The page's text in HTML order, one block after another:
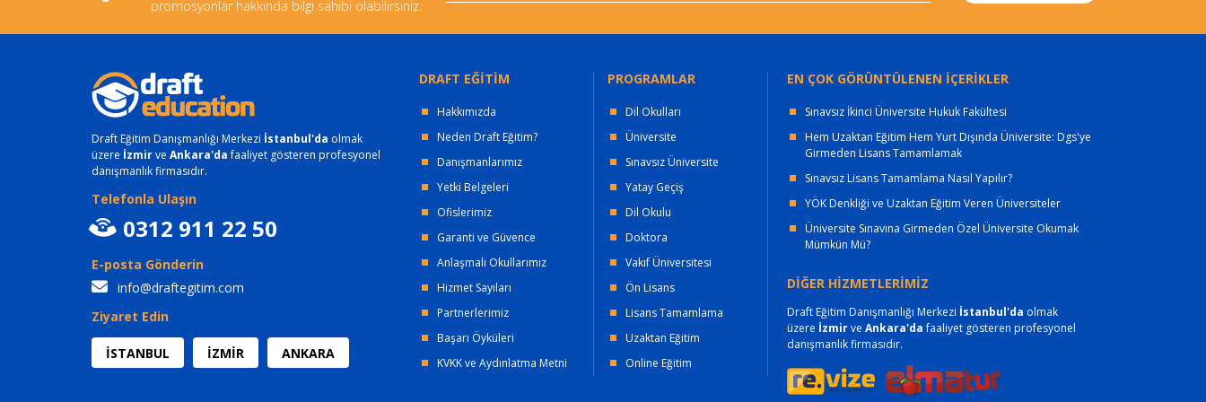
promosyonlar hakkında bilgi sahibi olabilirsiniz.
Draft Eğitim Danışmanlığı Merkezi İstanbul'da olmak
üzere İzmirve Ankara'dafaaliyet gösteren profesyonel
danışmanlık firmasıdır.
Telefonla Ulaşın
0312 911 22 50
E-posta Gönderin
info@draftegitim.com
Ziyaret Edin
İSTANBUL İZMİR ANKARA
DRAFT EĞİTİM
Hakkımızda
Neden Draft Eğitim?
Danışmanlarımız
Yetki Belgeleri
Ofislerimiz
Garanti ve Güvence
Anlaşmalı Okullarımız
Hizmet Sayıları
Partnerlerimiz
Başarı Öyküleri
KVKK ve Aydınlatma Metni
PROGRAMLAR
Dil Okulları
Üniversite
Sınavsız Üniversite
Yatay Geçiş
Dil Okulu
Doktora
Vakıf Üniversitesi
Ön Lisans
Lisans Tamamlama
Uzaktan Eğitim
Online Eğitim
EN ÇOK GÖRÜNTÜLENEN İÇERİKLER
Sınavsız İkinci Üniversite Hukuk Fakültesi
Hem Uzaktan Eğitim Hem Yurt Dışında Üniversite: Dgs'ye
Girmeden Lisans Tamamlamak
Sınavsız Lisans Tamamlama Nasıl Yapılır?
YÖK Denkliği ve Uzaktan Eğitim Veren Üniversiteler
Üniversite Sınavına Girmeden Özel Üniversite Okumak
Mümkün Mü?
DİĞER HİZMETLERİMİZ
Draft Eğitim Danışmanlığı Merkezi İstanbul'da olmak
üzere İzmirve Ankara'dafaaliyet gösteren profesyonel
danışmanlık firmasıdır.